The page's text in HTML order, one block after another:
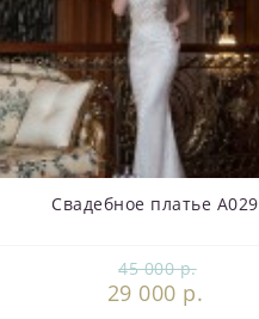
Свадебное платье А029
45 000 р.
29 000 р.